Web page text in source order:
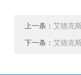
上一条： 艾德克
下一条： 艾德克